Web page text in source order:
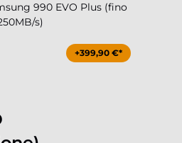
990 EVO Plus (fino
s)
+399,90 €*